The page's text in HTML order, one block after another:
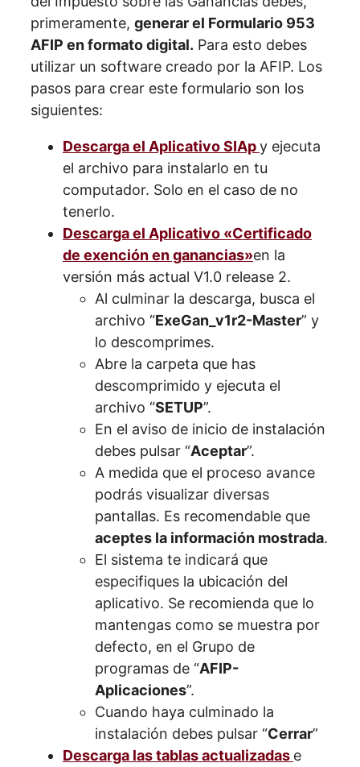
primeramente, generar el Formulario 953
AFIP en formato digital. Para esto debes
utilizar un software creado por la AFIP. Los
pasos para crear este formulario son los
siguientes:
Descarga el Aplicativo SIApy ejecuta
el archivo para instalarlo en tu
computador. Solo en el caso de no
tenerlo.
Descarga el Aplicativo «Certificado
de exención en ganancias»en la
versión más actual V1.0 release 2.
Al culminar la descarga, busca el
archivo “ExeGan_v1r2-Master” y
lo descomprimes.
Abre la carpeta que has
descomprimido y ejecuta el
archivo “SETUP”.
En el aviso de inicio de instalación
debes pulsar “Aceptar”.
A medida que el proceso avance
podrás visualizar diversas
pantallas. Es recomendable que
aceptes la información mostrada.
El sistema te indicará que
especifiques la ubicación del
aplicativo. Se recomienda que lo
mantengas como se muestra por
defecto, en el Grupo de
programas de “AFIP-
Aplicaciones”.
Cuando haya culminado la
instalación debes pulsar “Cerrar”
Descarga las tablas actualizadas e